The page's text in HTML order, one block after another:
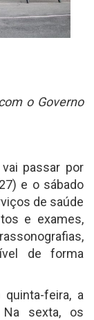
o Governo
passar por
e o sábado
de saúde
e exames,
de forma
feira, a
sexta, os